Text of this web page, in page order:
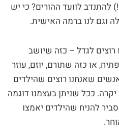
להתנדב לוועד ההורים? כי יש
וגם לנו ברמה האישית.
רוצים לגדל – כזה שיושב
או כזה שתורם, יוזם, עוזר
שאנחנו רוצים שהילדים
יקרה. ככל שניתן בעצמנו דוגמה
להניח שהילדים יאמצו